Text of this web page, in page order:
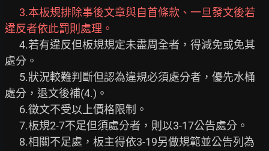
違反者依此罰則處理。
處分。
處分，退文後補(4.)。